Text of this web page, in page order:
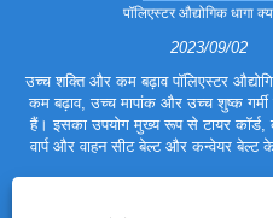
पॉलिएस्टर औद्योगिक धागा
2023/09/02
उच्च शक्ति और कम बढ़ाव पॉलिएस्टर
कम बढ़ाव, उच्च मापांक और उच्च शुष्क गर्मी
हैं। इसका उपयोग मुख्य रूप से टायर कॉर्ड,
वार्प और वाहन सीट बेल्ट और कन्वेयर बेल्ट